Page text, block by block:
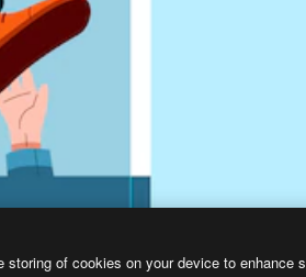
storing of cookies on your device to enhance